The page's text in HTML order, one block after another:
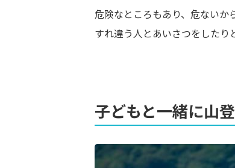
危険なところもあり、危ないか
すれ違う人とあいさつをしたり
子どもと一緒に山